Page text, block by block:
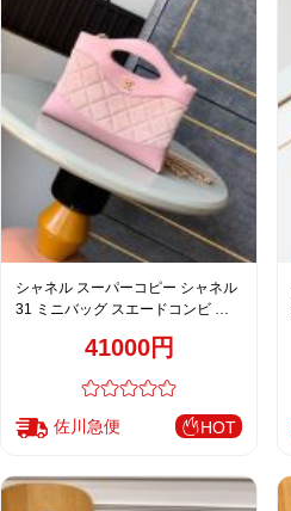
シャネル スーパーコピー シャネル
31 ミニバッグ スエードコンビ ピ
41000円
佐川急便 HOT